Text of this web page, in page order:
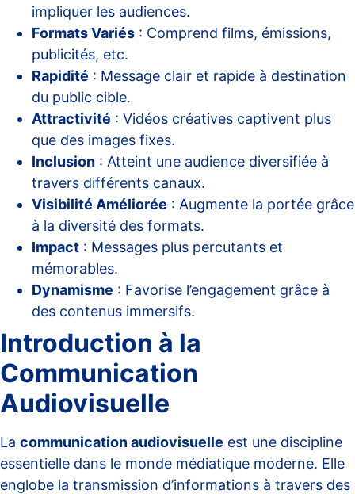
impliquer les audiences.
Formats Variés : Comprend films, émissions,
publicités, etc.
Rapidité : Message clair et rapide à destination
du public cible.
Attractivité : Vidéos créatives captivent plus
que des images fixes.
Inclusion : Atteint une audience diversifiée à
travers différents canaux.
Visibilité Améliorée : Augmente la portée grâce
à la diversité des formats.
Impact : Messages plus percutants et
mémorables.
Dynamisme : Favorise l’engagement grâce à
des contenus immersifs.
Introduction à la
Communication
Audiovisuelle
La communication audiovisuelle est une discipline
essentielle dans le monde médiatique moderne. Elle
englobe la transmission d’informations à travers des